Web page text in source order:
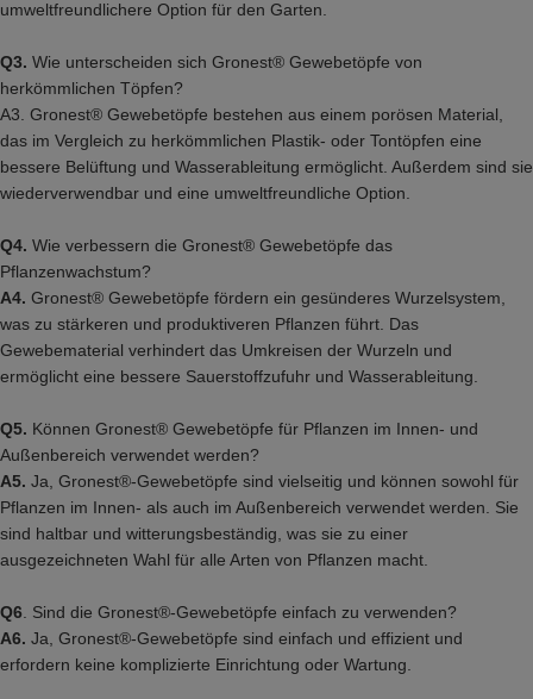
umweltfreundlichere Option für den Garten.
Q3. Wie unterscheiden sich Gronest® Gewebetöpfe von
herkömmlichen Töpfen?
A3. Gronest® Gewebetöpfe bestehen aus einem porösen Material,
das im Vergleich zu herkömmlichen Plastik- oder Tontöpfen eine
bessere Belüftung und Wasserableitung ermöglicht. Außerdem sind sie
wiederverwendbar und eine umweltfreundliche Option.
Q4. Wie verbessern die Gronest® Gewebetöpfe das
Pflanzenwachstum?
A4. Gronest® Gewebetöpfe fördern ein gesünderes Wurzelsystem,
was zu stärkeren und produktiveren Pflanzen führt. Das
Gewebematerial verhindert das Umkreisen der Wurzeln und
ermöglicht eine bessere Sauerstoffzufuhr und Wasserableitung.
Q5. Können Gronest® Gewebetöpfe für Pflanzen im Innen- und
Außenbereich verwendet werden?
A5. Ja, Gronest®-Gewebetöpfe sind vielseitig und können sowohl für
Pflanzen im Innen- als auch im Außenbereich verwendet werden. Sie
sind haltbar und witterungsbeständig, was sie zu einer
ausgezeichneten Wahl für alle Arten von Pflanzen macht.
Q6 . Sind die Gronest®-Gewebetöpfe einfach zu verwenden?
A6. Ja, Gronest®-Gewebetöpfe sind einfach und effizient und
erfordern keine komplizierte Einrichtung oder Wartung.